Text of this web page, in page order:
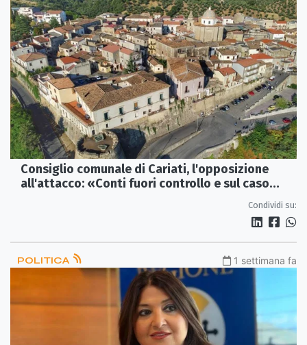
Consiglio comunale di Cariati, l'opposizione
all'attacco: «Conti fuori controllo e sul caso
Condividi su:
POLITICA 1 settimana fa